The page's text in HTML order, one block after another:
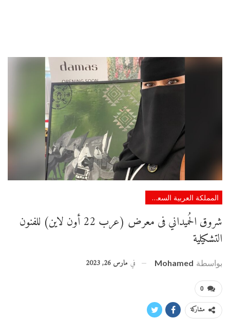
المملكة العربية السعودية
شروق الحُميداني فى معرض (عرب 22 أون لاين) للفنون
التشكيلية
بواسطة Mohamed في مارس 26, 2023
0
مشاركة